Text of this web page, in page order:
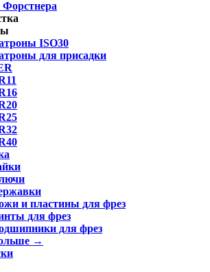
ISO30
для присадки
и пластины для фрез
для фрез
для фрез
→